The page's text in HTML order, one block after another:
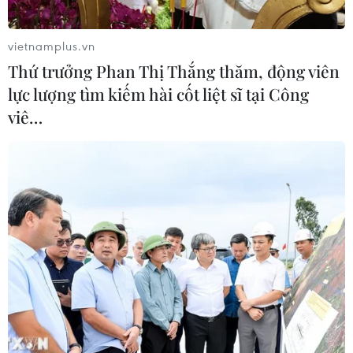
05/08/2026 03:42
Thái Lan phát hiện hóa thạch khủng
long ăn thịt hơn 130 triệu năm tuổi
05/08/2026 00:00
thử nghiệm điều trị Ebola tại Congo
04/08/2026 22:42
Đến năm 2030, Việt Nam làm chủ tối
thiểu 10 công nghệ lõi
04/08/2026 15:34
vietnamplus.vn
Thứ trưởng Phan Thị Thắng thăm, động viên
lực lượng tìm kiếm hài cốt liệt sĩ tại Công
viê…